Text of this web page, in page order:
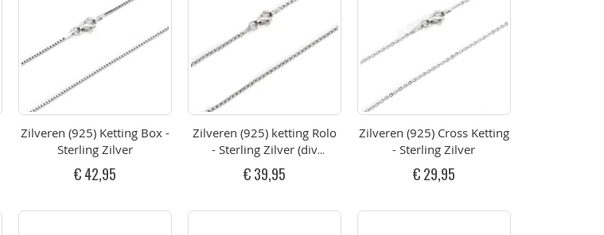
Zilveren (925) Ketting Box -
Sterling Zilver
€ 42,95
Zilveren (925) ketting Rolo
- Sterling Zilver (div
afmetingen)
€ 39,95
Zilveren (925) Cross Ketting
- Sterling Zilver
€ 29,95